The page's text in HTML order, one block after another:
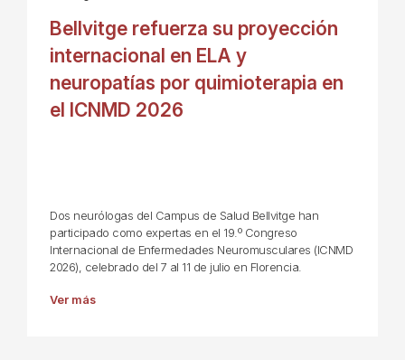
Bellvitge refuerza su proyección
internacional en ELA y
neuropatías por quimioterapia en
el ICNMD 2026
Dos neurólogas del Campus de Salud Bellvitge han
participado como expertas en el 19.º Congreso
Internacional de Enfermedades Neuromusculares (ICNMD
2026), celebrado del 7 al 11 de julio en Florencia.
Ver más